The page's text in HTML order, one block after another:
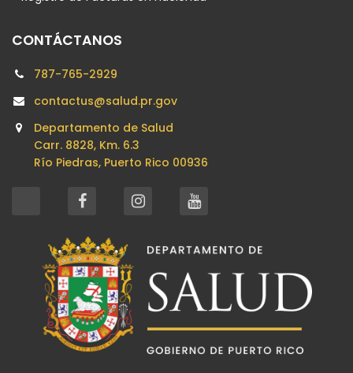
CONTÁCTANOS
787-765-2929
contactus@salud.pr.gov
Departamento de Salud
Carr. 8828, Km. 6.3
Río Piedras, Puerto Rico 00936